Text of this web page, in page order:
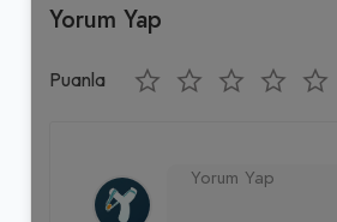
Yorum Yap
Puanla